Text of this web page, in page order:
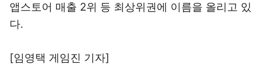
앱스토어 매출 2위 등 최상위권에 이름을 올리고 있
다.
[임영택 게임진 기자]